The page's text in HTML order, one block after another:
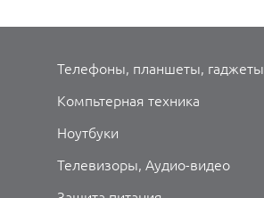
Телефоны, планшеты, гаджеты
Компьтерная техника
Ноутбуки
Телевизоры, Аудио-видео